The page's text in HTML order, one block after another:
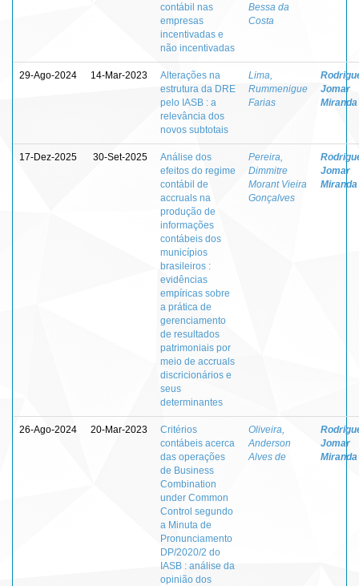
contábil nas
empresas
incentivadas e
não incentivadas
Bessa da
Costa
29-Ago-2024 14-Mar-2023
Alterações na
estrutura da DRE
pelo IASB : a
relevância dos
novos subtotais
Lima,
Rummenigue
Farias
Jomar
Miranda
17-Dez-2025 30-Set-2025
Análise dos
efeitos do regime
contábil de
accruals na
produção de
informações
contábeis dos
municípios
brasileiros :
evidências
empíricas sobre
a prática de
gerenciamento
de resultados
patrimoniais por
meio de accruals
discricionários e
seus
determinantes
Pereira,
Dimmitre
Morant Vieira
Gonçalves
Jomar
Miranda
26-Ago-2024 20-Mar-2023
Critérios
contábeis acerca
das operações
de Business
Combination
under Common
Control segundo
a Minuta de
Pronunciamento
DP/2020/2 do
IASB : análise da
opinião dos
Oliveira,
Anderson
Alves de
Jomar
Miranda